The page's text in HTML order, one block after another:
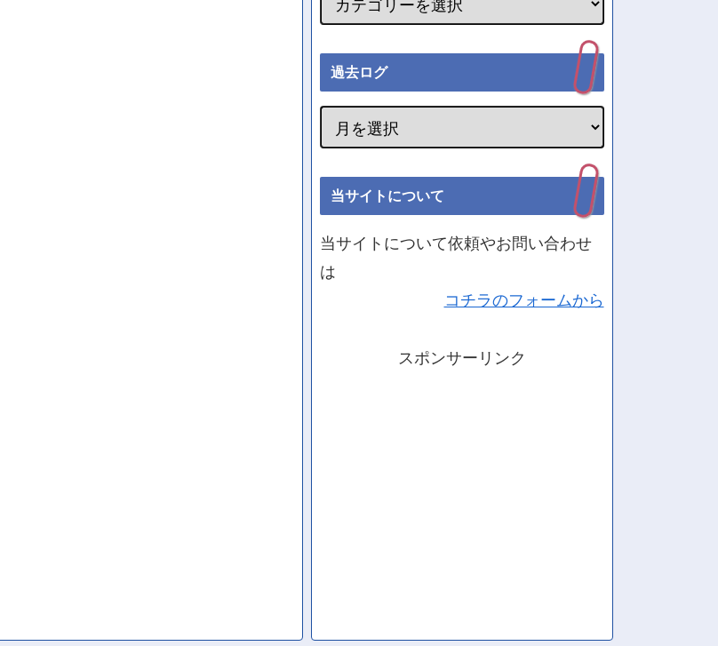
過去ログ
当サイトについて
当サイトについて依頼やお問い合わせ
は
コチラのフォームから
スポンサーリンク